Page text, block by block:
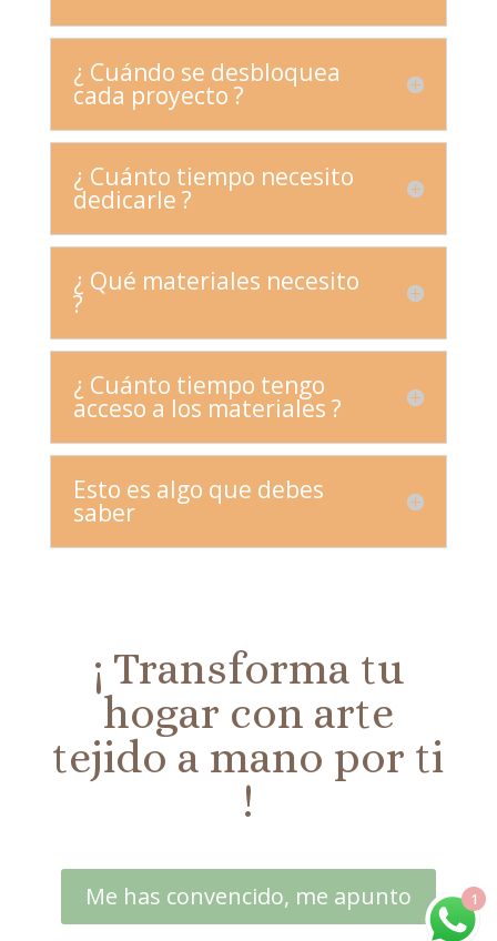
¿ Cuándo se desbloquea
cada proyecto ?
¿ Cuánto tiempo necesito
dedicarle ?
¿ Qué materiales necesito
?
¿ Cuánto tiempo tengo
acceso a los materiales ?
Esto es algo que debes
saber
¡ Transforma tu
hogar con arte
tejido a mano por ti
!
Me has convencido, me apunto 1